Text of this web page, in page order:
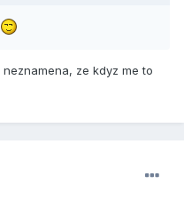
ze kdyz me to